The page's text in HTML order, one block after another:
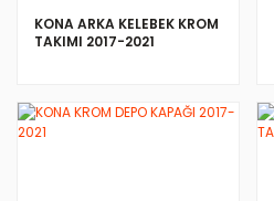
KONA ARKA KELEBEK KROM
TAKIMI 2017-2021